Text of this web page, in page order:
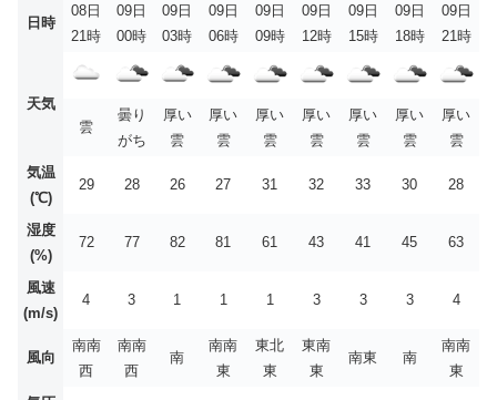
日時
08日
21時
09日
00時
09日
03時
09日
06時
09日
09時
09日
12時
09日
15時
09日
18時
09日
21時
天気
雲
曇り
がち
厚い
雲
厚い
雲
厚い
雲
厚い
雲
厚い
雲
厚い
雲
厚い
雲
気温
(℃)
29 28 26 27 31 32 33 30 28
湿度
(%)
72 77 82 81 61 43 41 45 63
風速
(m/s)
4 3 1 1 1 3 3 3 4
風向
南南
西
南南
西
南
南南
東
東北
東
東南
東
南東 南
南南
東